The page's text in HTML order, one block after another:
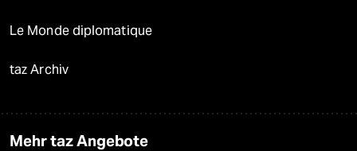
Le Monde diplomatique
taz Archiv
Mehr taz Angebote